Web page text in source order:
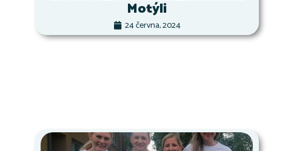
Motýli
24 června, 2024